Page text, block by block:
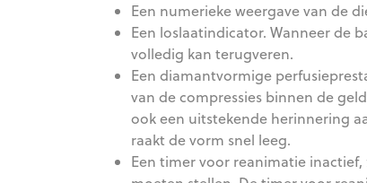
Een numerieke weergave van de
Een loslaatindicator. Wanneer de
volledig kan terugveren.
Een diamantvormige
van de compressies binnen de
ook een uitstekende herinnering
raakt de vorm snel leeg.
Een timer voor reanimatie